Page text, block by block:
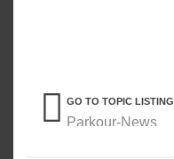
GO TO TOPIC LISTING
Parkour-News